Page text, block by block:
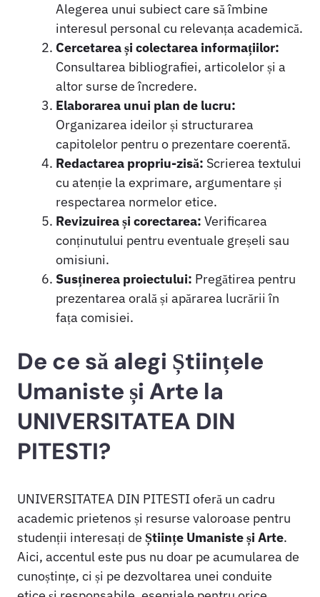
Alegerea unui subiect care să îmbine
interesul personal cu relevanța academică.
Cercetarea și colectarea informațiilor:
Consultarea bibliografiei, articolelor și a
altor surse de încredere.
Elaborarea unui plan de lucru:
Organizarea ideilor și structurarea
capitolelor pentru o prezentare coerentă.
Redactarea propriu-zisă: Scrierea textului
cu atenție la exprimare, argumentare și
respectarea normelor etice.
Revizuirea și corectarea: Verificarea
conținutului pentru eventuale greșeli sau
omisiuni.
Susținerea proiectului: Pregătirea pentru
prezentarea orală și apărarea lucrării în
fața comisiei.
De ce să alegi Științele
Umaniste și Arte la
UNIVERSITATEA DIN
PITESTI?
UNIVERSITATEA DIN PITESTI oferă un cadru
academic prietenos și resurse valoroase pentru
studenții interesați de Științe Umaniste și Arte.
Aici, accentul este pus nu doar pe acumularea de
cunoștințe, ci și pe dezvoltarea unei conduite